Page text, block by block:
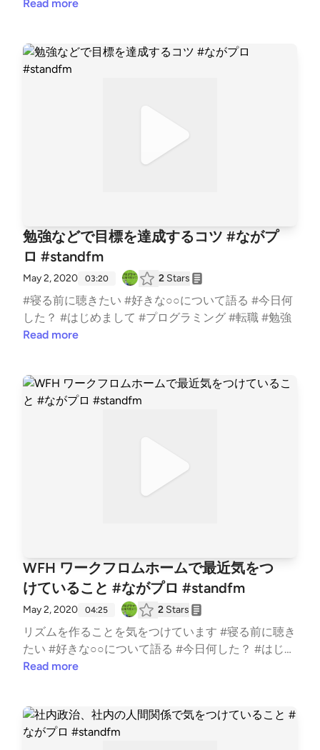
#はじめまして #プログラミング #転職 #勉強 #Pytho
Read more
勉強などで目標を達成するコツ #ながプ
ロ #standfm
May 2, 2020 03:20 2 Stars
#寝る前に聴きたい #好きな○○について語る #今日何
した？ #はじめまして #プログラミング #転職 #勉強
Read more
WFH ワークフロムホームで最近気をつ
けていること #ながプロ #standfm
May 2, 2020 04:25 2 Stars
リズムを作ることを気をつけています #寝る前に聴き
たい #好きな○○について語る #今日何した？ #はじめ
まして #プログラミング #転職 #勉強
Read more